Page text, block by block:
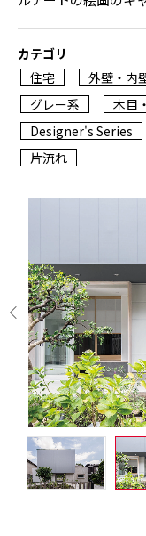
カテゴリ
住宅
外壁・内
グレー系
木目
Designer's Series
片流れ